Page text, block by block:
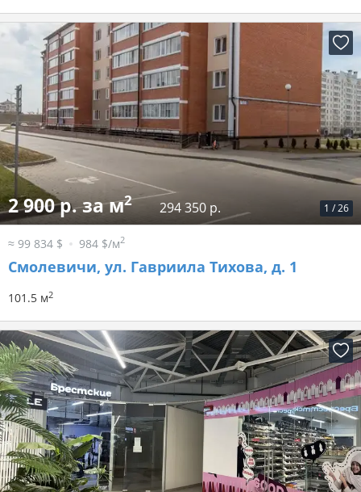
1 /26
2 900 р. за м2 294 350 р.
≈ 99 834 $ 984 $/м2
Смолевичи, ул. Гавриила Тихова, д. 1
101.5 м2